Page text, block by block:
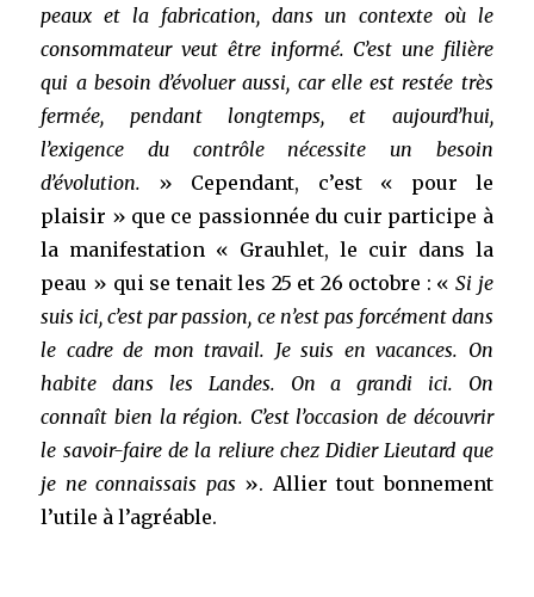
peaux et la fabrication, dans un contexte où le
consommateur veut être informé. C’est une filière
qui a besoin d’évoluer aussi, car elle est restée très
fermée, pendant longtemps, et aujourd’hui,
l’exigence du contrôle nécessite un besoin
d’évolution. » Cependant, c’est « pour le
plaisir » que ce passionnée du cuir participe à
la manifestation « Grauhlet, le cuir dans la
peau » qui se tenait les 25 et 26 octobre : «Si je
suis ici, c’est par passion, ce n’est pas forcément dans
le cadre de mon travail. Je suis en vacances. On
habite dans les Landes. On a grandi ici. On
connaît bien la région. C’est l’occasion de découvrir
le savoir-faire de la reliure chez Didier Lieutard que
je ne connaissais pas ». Allier tout bonnement
l’utile à l’agréable.